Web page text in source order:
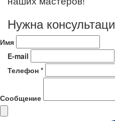
Нужна
Имя
E-mail
Телефон *
Сообщение